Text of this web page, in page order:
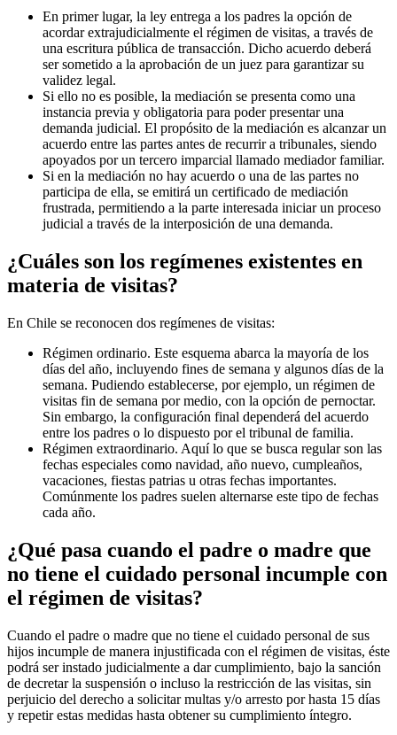
En primer lugar, la ley entrega a los padres la opción de
acordar extrajudicialmente el régimen de visitas, a través de
una escritura pública de transacción. Dicho acuerdo deberá
ser sometido a la aprobación de un juez para garantizar su
validez legal.
Si ello no es posible, la mediación se presenta como una
instancia previa y obligatoria para poder presentar una
demanda judicial. El propósito de la mediación es alcanzar un
acuerdo entre las partes antes de recurrir a tribunales, siendo
apoyados por un tercero imparcial llamado mediador familiar.
Si en la mediación no hay acuerdo o una de las partes no
participa de ella, se emitirá un certificado de mediación
frustrada, permitiendo a la parte interesada iniciar un proceso
judicial a través de la interposición de una demanda.
¿Cuáles son los regímenes existentes en
materia de visitas?
En Chile se reconocen dos regímenes de visitas:
Régimen ordinario. Este esquema abarca la mayoría de los
días del año, incluyendo fines de semana y algunos días de la
semana. Pudiendo establecerse, por ejemplo, un régimen de
visitas fin de semana por medio, con la opción de pernoctar.
Sin embargo, la configuración final dependerá del acuerdo
entre los padres o lo dispuesto por el tribunal de familia.
Régimen extraordinario. Aquí lo que se busca regular son las
fechas especiales como navidad, año nuevo, cumpleaños,
vacaciones, fiestas patrias u otras fechas importantes.
Comúnmente los padres suelen alternarse este tipo de fechas
cada año.
¿Qué pasa cuando el padre o madre que
no tiene el cuidado personal incumple con
el régimen de visitas?
Cuando el padre o madre que no tiene el cuidado personal de sus
hijos incumple de manera injustificada con el régimen de visitas, éste
podrá ser instado judicialmente a dar cumplimiento, bajo la sanción
de decretar la suspensión o incluso la restricción de las visitas, sin
perjuicio del derecho a solicitar multas y/o arresto por hasta 15 días
y repetir estas medidas hasta obtener su cumplimiento íntegro.